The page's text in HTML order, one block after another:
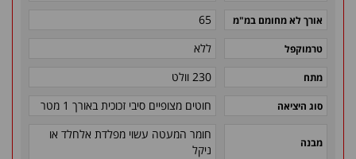
אורך לא מחומם במ"מ 65
טרמוקפל ללא
מתח 230 וולט
סוג היציאה חוטים מצופיים סיבי זכוכית באורך 1 מטר
מבנה
חומר המעטה עשוי מפלדת אלחלד או
ניקל